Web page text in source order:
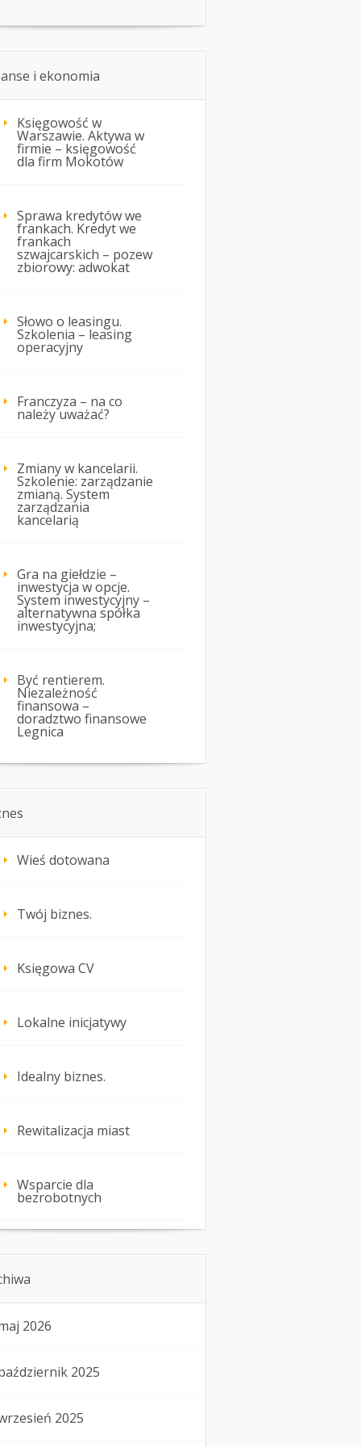
i ekonomia
Księgowość w
Warszawie. Aktywa w
firmie – księgowość
dla firm Mokotów
Sprawa kredytów we
frankach. Kredyt we
frankach
szwajcarskich – pozew
zbiorowy: adwokat
Słowo o leasingu.
Szkolenia – leasing
operacyjny
Franczyza – na co
należy uważać?
Zmiany w kancelarii.
Szkolenie: zarządzanie
zmianą. System
zarządzania
kancelarią
Gra na giełdzie –
inwestycja w opcje.
System inwestycyjny –
alternatywna spółka
inwestycyjna;
Być rentierem.
Niezależność
finansowa –
doradztwo finansowe
Legnica
Wieś dotowana
Twój biznes.
Księgowa CV
Lokalne inicjatywy
Idealny biznes.
Rewitalizacja miast
Wsparcie dla
bezrobotnych
2026
2025
2025